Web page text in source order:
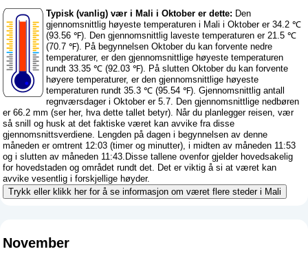
Typisk (vanlig) vær i Mali i Oktober er dette: Den
gjennomsnittlig høyeste temperaturen i Mali i Oktober er 34.2 ℃
(93.56 ℉). Den gjennomsnittlig laveste temperaturen er 21.5 ℃
(70.7 ℉). På begynnelsen Oktober du kan forvente nedre
temperaturer, er den gjennomsnittlige høyeste temperaturen
rundt 33.35 ℃ (92.03 ℉). På slutten Oktober du kan forvente
høyere temperaturer, er den gjennomsnittlige høyeste
temperaturen rundt 35.3 ℃ (95.54 ℉). Gjennomsnittlig antall
regnværsdager i Oktober er 5.7. Den gjennomsnittlige nedbøren
er 66.2 mm (ser her, hva dette tallet betyr). Når du planlegger reisen, vær
så snill og husk at det faktiske været kan avvike fra disse
gjennomsnittsverdiene. Lengden på dagen i begynnelsen av denne
måneden er omtrent 12:03 (timer og minutter), i midten av måneden 11:53
og i slutten av måneden 11:43.Disse tallene ovenfor gjelder hovedsakelig
for hovedstaden og området rundt det. Det er viktig å si at været kan
avvike vesentlig i forskjellige høyder.
Trykk eller klikk her for å se informasjon om været flere steder i Mali
November